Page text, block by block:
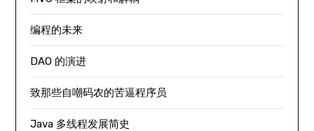
编程的未来
DAO 的演进
致那些自嘲码农的苦逼程序员
Java 多线程发展简史